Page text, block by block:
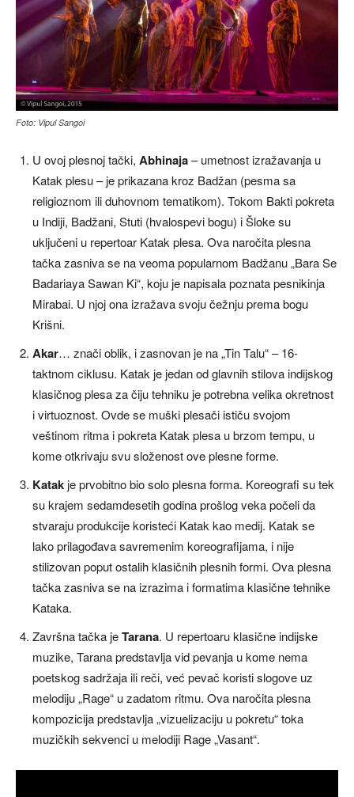
Foto: Vipul Sangoi
U ovoj plesnoj tački, Abhinaja– umetnost izražavanja u
Katak plesu – je prikazana kroz Badžan (pesma sa
religioznom ili duhovnom tematikom). Tokom Bakti pokreta
u Indiji, Badžani, Stuti (hvalospevi bogu) i Šloke su
uključeni u repertoar Katak plesa. Ova naročita plesna
tačka zasniva se na veoma popularnom Badžanu „Bara Se
Badariaya Sawan Ki“, koju je napisala poznata pesnikinja
Mirabai. U njoj ona izražava svoju čežnju prema bogu
Krišni.
Akar… znači oblik, i zasnovan je na „Tin Talu“ – 16-
taktnom ciklusu. Katak je jedan od glavnih stilova indijskog
klasičnog plesa za čiju tehniku je potrebna velika okretnost
i virtuoznost. Ovde se muški plesači ističu svojom
veštinom ritma i pokreta Katak plesa u brzom tempu, u
kome otkrivaju svu složenost ove plesne forme.
Katakje prvobitno bio solo plesna forma. Koreografi su tek
su krajem sedamdesetih godina prošlog veka počeli da
stvaraju produkcije koristeći Katak kao medij. Katak se
lako prilagođava savremenim koreografijama, i nije
stilizovan poput ostalih klasičnih plesnih formi. Ova plesna
tačka zasniva se na izrazima i formatima klasične tehnike
Kataka.
Završna tačka jeTarana. U repertoaru klasične indijske
muzike, Tarana predstavlja vid pevanja u kome nema
poetskog sadržaja ili reči, već pevač koristi slogove uz
melodiju „Rage“ u zadatom ritmu. Ova naročita plesna
kompozicija predstavlja „vizuelizaciju u pokretu“ toka
muzičkih sekvenci u melodiji Rage „Vasant“.